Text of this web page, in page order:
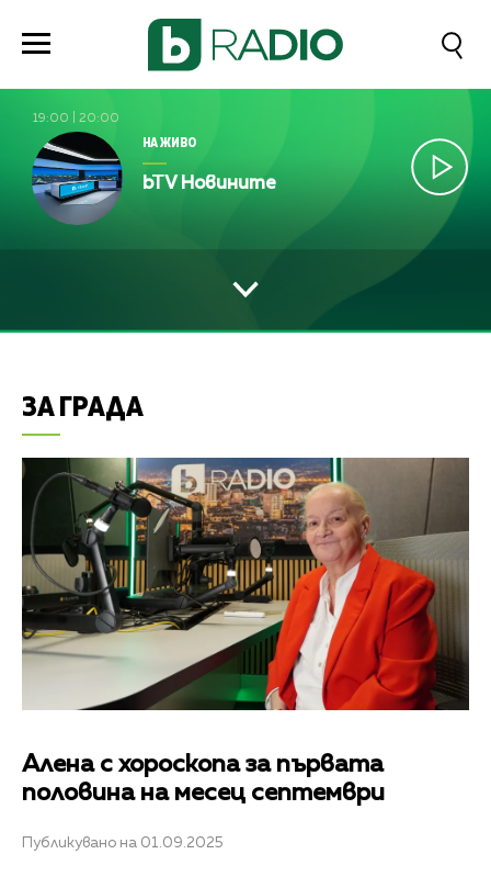
19:00 20:00
НА ЖИВО
bTV Новините
ЗА ГРАДА
Алена с хороскопа за първата
половина на месец септември
Публикувано на 01.09.2025